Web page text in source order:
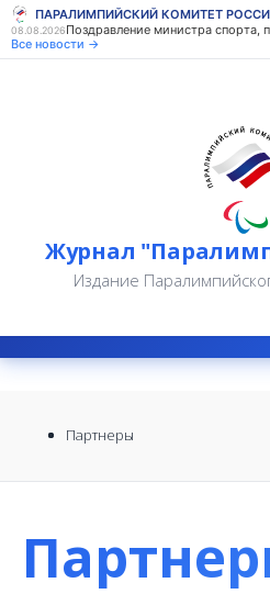
ПАРАЛИМПИЙСКИЙ КОМИТЕТ
08.08.2026
Все новости →
Журнал
Издание
Партнеры